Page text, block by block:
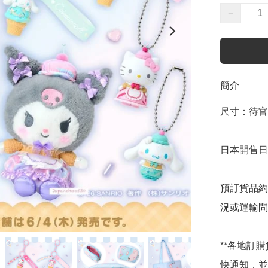
−
簡介
尺寸：待
日本開售
預訂貨品
況或運輸
**各地訂
快通知，